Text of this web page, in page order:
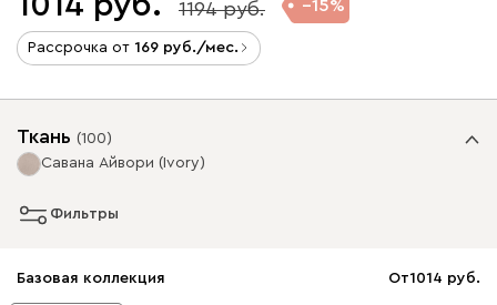
1194 15
Рассрочка от 169 /мес.
Ткань (100)
Савана Айвори (Ivory)
Фильтры
Базовая коллекция От1014